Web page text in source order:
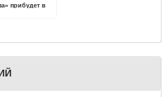
прибудет в